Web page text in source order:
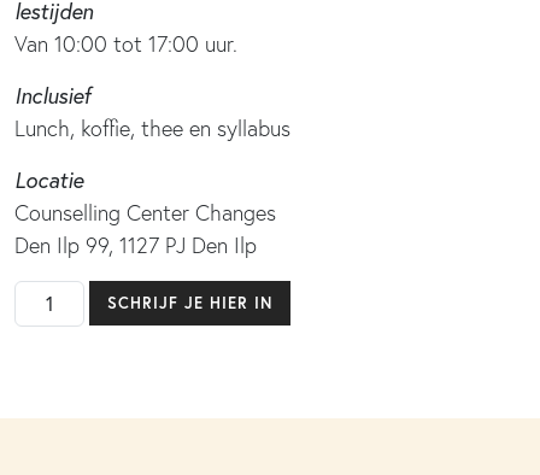
lestijden
Van 10:00 tot 17:00 uur.
Inclusief
Lunch, koffie, thee en syllabus
Locatie
Counselling Center Changes
Den Ilp 99, 1127 PJ Den Ilp
daagse
Leed
SCHRIJF JE HIER IN